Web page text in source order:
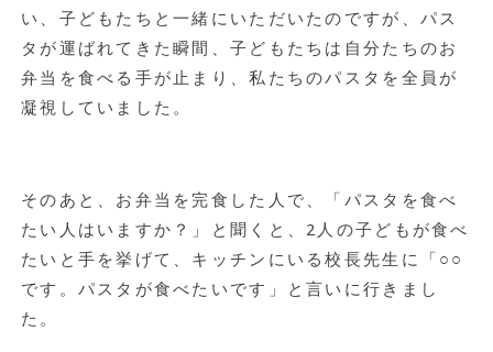
い、子どもたちと一緒にいただいたのですが、パス
タが運ばれてきた瞬間、子どもたちは自分たちのお
弁当を食べる手が止まり、私たちのパスタを全員が
凝視していました。
そのあと、お弁当を完食した人で、「パスタを食べ
たい人はいますか？」と聞くと、2人の子どもが食べ
たいと手を挙げて、キッチンにいる校長先生に「○○
です。パスタが食べたいです」と言いに行きまし
た。